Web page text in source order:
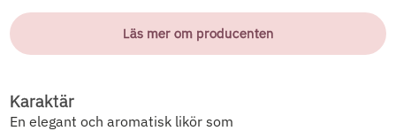
Läs mer om producenten
Karaktär
En elegant och aromatisk likör som